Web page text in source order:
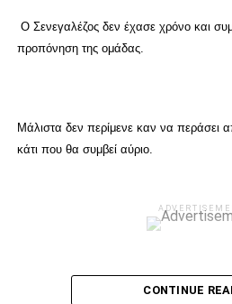
Ο Σενεγαλέζος δεν έχασε χρόνο και
προπόνηση της ομάδας.
Μάλιστα δεν περίμενε καν να περάσει
κάτι που θα συμβεί αύριο.
CONTINUE